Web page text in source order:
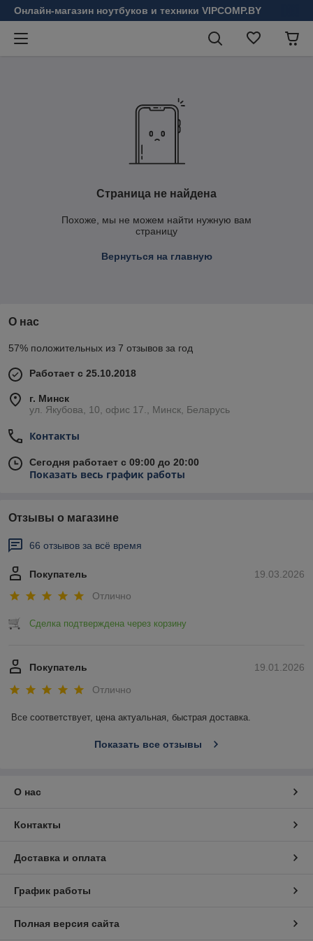
Онлайн-магазин ноутбуков и техники VIPCOMP.BY
Страница не найдена
Похоже, мы не можем найти нужную вам
страницу
Вернуться на главную
О нас
57% положительных из 7 отзывов за год
Работает с 25.10.2018
г. Минск
ул. Якубова, 10, офис 17., Минск, Беларусь
Контакты
Сегодня работает с 09:00 до 20:00
Показать весь график работы
Отзывы о магазине
66 отзывов за всё время
19.03.2026
Покупатель
Отлично
Сделка подтверждена через корзину
19.01.2026
Покупатель
Отлично
Все соответствует, цена актуальная, быстрая доставка.
Показать все отзывы
О нас
Контакты
Доставка и оплата
График работы
Полная версия сайта